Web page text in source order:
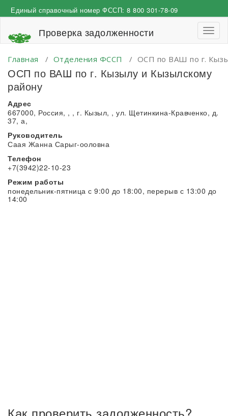
к
Единый справочный номер ФССП: 8 800 301-78-09
Проверка задолженности
Главная / Отделения ФССП / ОСП по ВАШ по г.
ОСП по ВАШ по г. Кызылу и Кызылскому
району
Адрес
667000, Россия, , , г. Кызыл, , ул. Щетинкина-Кравченко, д.
37, а,
Руководитель
Саая Жанна Сарыг-ооловна
Телефон
+7(3942)22-10-23
Режим работы
понедельник-пятница с 9:00 до 18:00, перерыв с 13:00 до
14:00